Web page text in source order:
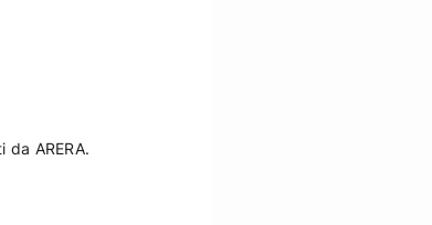
ARERA.